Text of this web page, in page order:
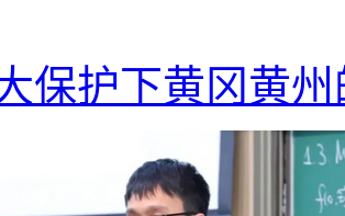
保护下黄冈黄